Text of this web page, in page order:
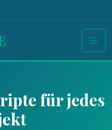
für jedes